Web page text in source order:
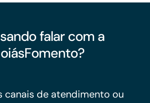
falar com a
canais de atendimento ou